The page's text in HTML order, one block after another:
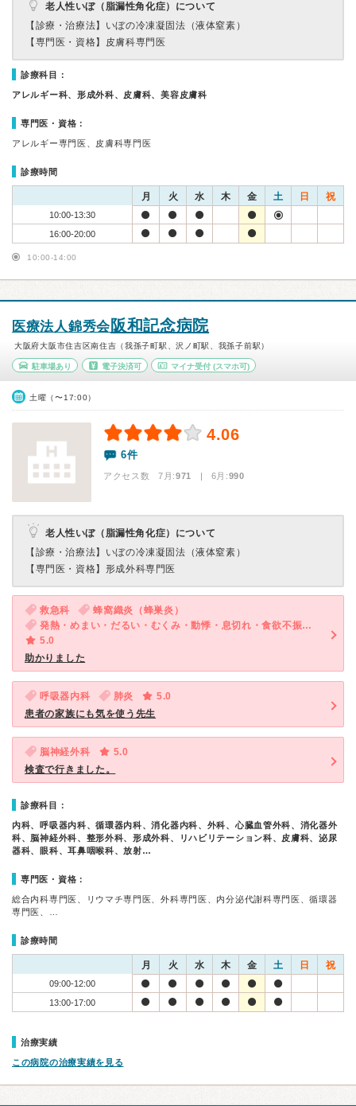
老人性いぼ（脂漏性角化症）について
【診療・治療法】 いぼの冷凍凝固法（液体窒素）
【専門医・資格】 皮膚科専門医
診療科目：
アレルギー科、形成外科、皮膚科、美容皮膚科
専門医・資格：
アレルギー専門医、皮膚科専門医
診療時間
月 火 水 木 金 土 日 祝
10:00-13:30
16:00-20:00
10:00-14:00
医療法人錦秀会 阪和記念病院
大阪府大阪市住吉区南住吉（我孫子町駅、沢ノ町駅、我孫子前駅）
駐車場あり 電子決済可 マイナ受付 (スマホ可)
土曜（〜17:00）
4.06
6件
アクセス数 7月:971 | 6月:990
老人性いぼ（脂漏性角化症）について
【診療・治療法】 いぼの冷凍凝固法（液体窒素）
【専門医・資格】 形成外科専門医
救急科
蜂窩織炎（蜂巣炎）
発熱・めまい・だるい・むくみ・動悸・息切れ・食欲不振・体調不良
5.0
助かりました
呼吸器内科 肺炎
5.0
患者の家族にも気を使う先生
脳神経外科
5.0
検査で行きました。
診療科目：
内科、呼吸器内科、循環器内科、消化器内科、外科、心臓血管外科、消化器外
科、脳神経外科、整形外科、形成外科、リハビリテーション科、皮膚科、泌尿
器科、眼科、耳鼻咽喉科、放射…
専門医・資格：
総合内科専門医、リウマチ専門医、外科専門医、内分泌代謝科専門医、循環器
専門医、…
診療時間
月 火 水 木 金 土 日 祝
09:00-12:00
13:00-17:00
治療実績
この病院の治療実績を見る